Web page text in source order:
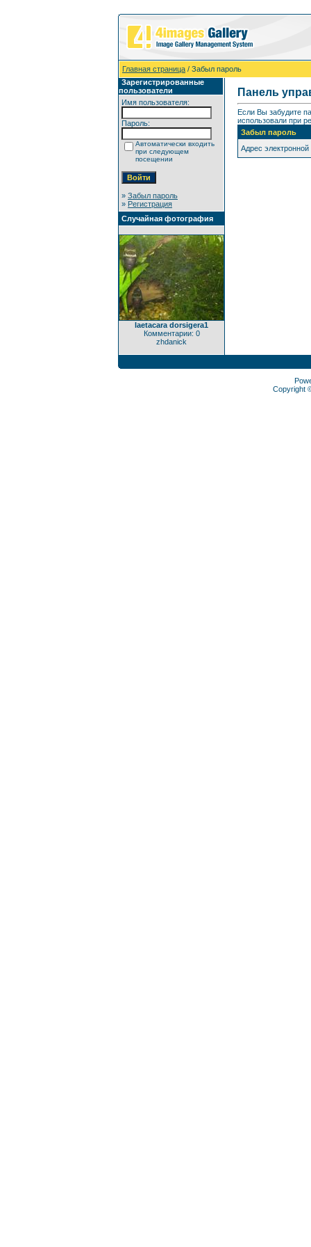
Главная страница / Забыл пароль
Зарегистрированные
пользователи
Имя пользователя:
Пароль:
Автоматически входить
при следующем
посещении
» Забыл пароль
» Регистрация
Случайная фотография
laetacara dorsigera1
Комментарии: 0
zhdanick
Панель
Если Вы забудите
использовали при
Забыл пароль
Адрес
Copyright